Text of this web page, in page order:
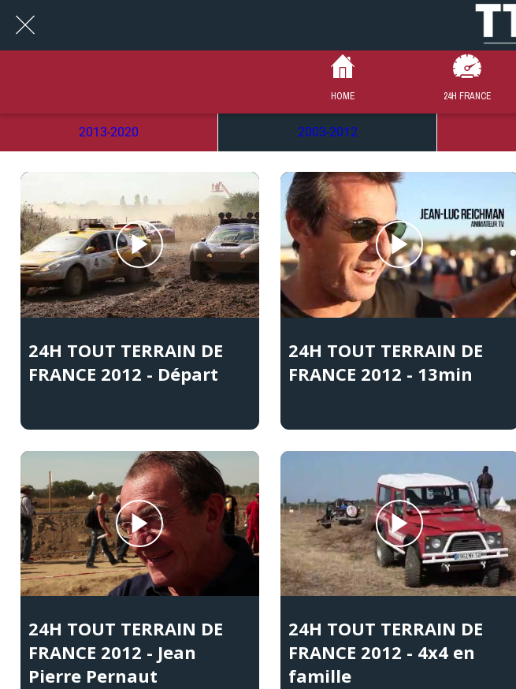
HOME 24H FRANCE
2013-2020 2003-2012
24H TOUT TERRAIN DE
FRANCE 2012 - Départ
24H TOUT TERRAIN DE
FRANCE 2012 - 13min
24H TOUT TERRAIN DE
FRANCE 2012 - Jean
Pierre Pernaut
24H TOUT TERRAIN DE
FRANCE 2012 - 4x4 en
famille